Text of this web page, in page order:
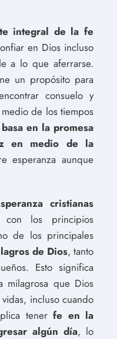
integral de la fe
en Dios incluso
a lo que aferrarse.
un propósito para
consuelo y
de los tiempos
en la promesa
en medio de la
esperanza aunque
cristianas
con los principios
de los principales
de Dios, tanto
Esto significa
milagrosa que Dios
incluso cuando
tener fe en la
algún día, lo